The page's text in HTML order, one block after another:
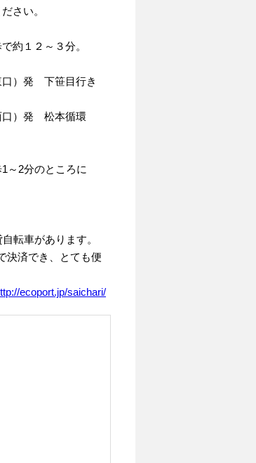
さい。
約１２～３分。
）発 下笹目行き
口）発 松本循環
～2分のところに
転車があります。
決済でき、とても便
ecoport.jp/saichari/